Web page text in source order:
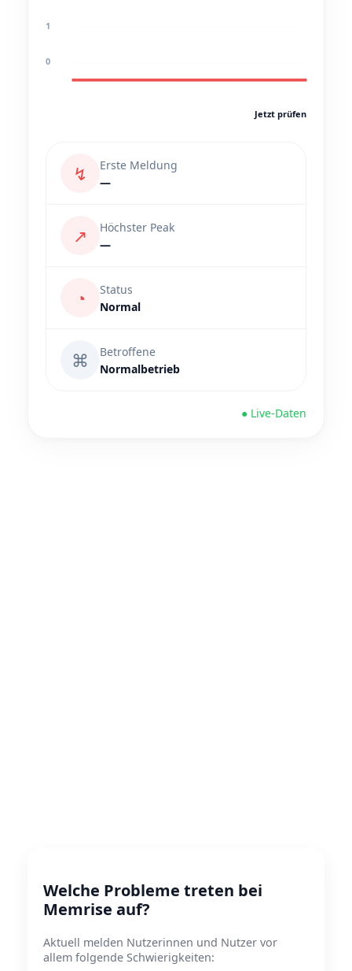
1
0
Jetzt prüfen
↯
Erste Meldung
—
↗
Höchster Peak
—
◔
Status
Normal
⌘
Betroffene
Normalbetrieb
● Live-Daten
Welche Probleme treten bei
Memrise auf?
Aktuell melden Nutzerinnen und Nutzer vor
allem folgende Schwierigkeiten: